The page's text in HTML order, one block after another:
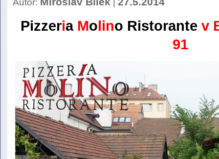
Autor: |
PizzeriaMolino Ristorante v
91